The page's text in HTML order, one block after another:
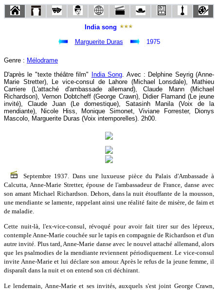
India song
Marguerite Duras
1975
Genre : Mélodrame
D'après le "texte théâtre film" India Song . Avec : Delphine Seyrig (Anne-
Marie Stretter), Le vice-consul de Lahore (Michael Lonsdale), Mathieu
Carriere (L'attaché d'ambassade allemand), Claude Mann (Michael
Richardson), Vernon Dobtcheff (George Crawn), Didier Flamand (Le jeune
invité), Claude Juan (Le domestique), Satasinh Manila (Voix de la
mendiante), Nicole Hiss, Monique Simonet, Viviane Forrester, Dionys
Mascolo, Marguerite Duras (Voix intemporelles). 2h00.
Septembre 1937. Dans une luxueuse pièce du Palais d'Ambassade à
Calcutta, Anne-Marie Stretter, épouse de l'ambassadeur de France, danse avec
son amant Michael Richardson. Dehors, dans la nuit étouffante de la mousson,
une mendiante se lamente, rappelant ainsi une réalité faite de misère, de faim et
de maladie.
Cette nuit-là, l'ex-vice-consul, révoqué pour avoir fait tirer sur des lépreux,
contemple Anne-Marie couchée sur le tapis en compagnie de Richardson et d'un
autre invité. Plus tard, Anne-Marie danse avec le nouvel attaché allemand, alors
que les psalmodies de la mendiante reviennent périodiquement. Le vice-consul
invite Anne-Marie et lui déclare son amour. Après le refus de la jeune femme, il
disparaît dans la nuit et on entend son cri déchirant.
Le lendemain, Anne-Marie et ses invités, auxquels s'est joint George Crawn,